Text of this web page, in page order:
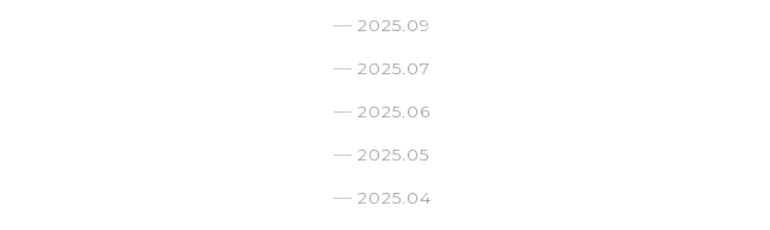
2025.09
2025.07
2025.06
2025.05
2025.04